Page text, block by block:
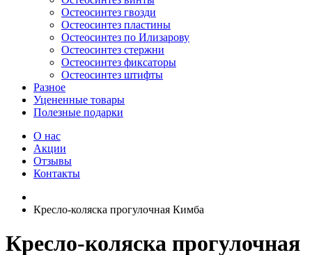
Остеосинтез гвозди
Остеосинтез пластины
Остеосинтез по Илизарову
Остеосинтез стержни
Остеосинтез фиксаторы
Остеосинтез штифты
Разное
Уцененные товары
Полезные подарки
О нас
Акции
Отзывы
Контакты
Кресло-коляска прогулочная Кимба
Кресло-коляска прогулочная